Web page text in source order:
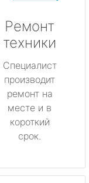
Ремонт
техники
Специалист
производит
ремонт на
месте и в
короткий
срок.